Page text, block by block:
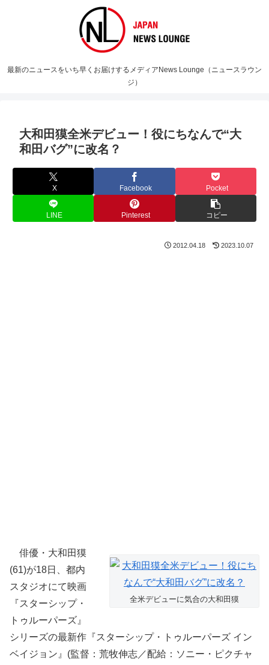
最新のニュースをいち早くお届けするメディアNews Lounge（ニュースラウン
ジ）
大和田獏全米デビュー！役にちなんで“大
和田バグ”に改名？
X Facebook Pocket
LINE Pinterest コピー
2012.04.18 2023.10.07
全米デビューに気合の大和田獏
俳優・大和田獏
(61)が18日、都内
スタジオにて映画
『スターシップ・
トゥルーパーズ』
シリーズの最新作『スターシップ・トゥルーパーズ イン
ベイジョン』(監督：荒牧伸志／配給：ソニー・ピクチャ